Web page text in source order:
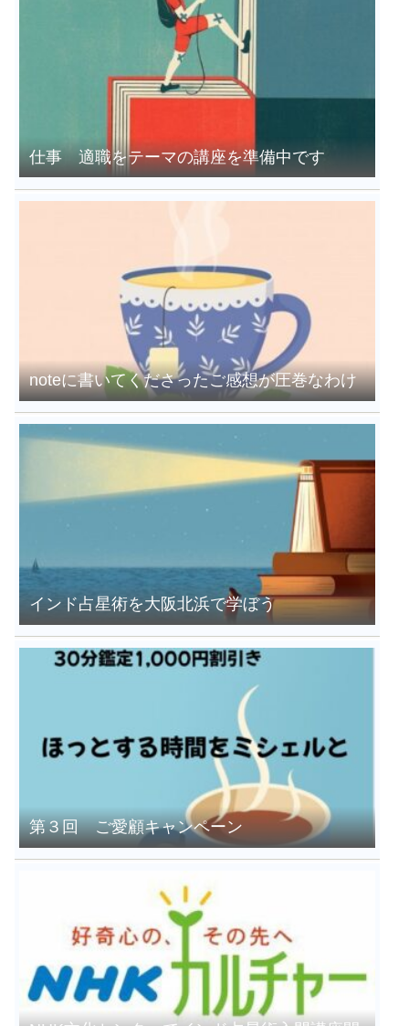
仕事 適職をテーマの講座を準備中です
noteに書いてくださったご感想が圧巻なわけ
インド占星術を大阪北浜で学ぼう
第３回 ご愛顧キャンペーン